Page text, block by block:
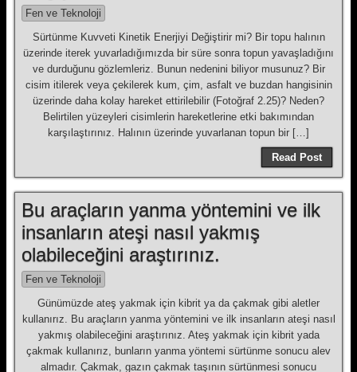
Fen ve Teknoloji
Sürtünme Kuvveti Kinetik Enerjiyi Değiştirir mi? Bir topu halının
üzerinde iterek yuvarladığımızda bir süre sonra topun yavaşladığını
ve durduğunu gözlemleriz. Bunun nedenini biliyor musunuz? Bir
cisim itilerek veya çekilerek kum, çim, asfalt ve buzdan hangisinin
üzerinde daha kolay hareket ettirilebilir (Fotoğraf 2.25)? Neden?
Belirtilen yüzeyleri cisimlerin hareketlerine etki bakımından
karşılaştırınız. Halının üzerinde yuvarlanan topun bir […]
Read Post
Bu araçların yanma yöntemini ve ilk
insanların ateşi nasıl yakmış
olabileceğini araştırınız.
Fen ve Teknoloji
Günümüzde ateş yakmak için kibrit ya da çakmak gibi aletler
kullanırız. Bu araçların yanma yöntemini ve ilk insanların ateşi nasıl
yakmış olabileceğini araştırınız. Ateş yakmak için kibrit yada
çakmak kullanırız, bunların yanma yöntemi sürtünme sonucu alev
almadır. Çakmak, gazın çakmak taşının sürtünmesi sonucu